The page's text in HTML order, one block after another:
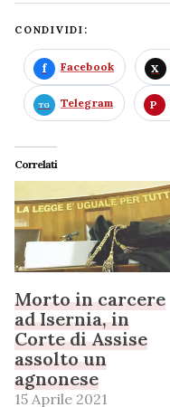
CONDIVIDI:
Facebook
Telegram
Correlati
Morto in carcere
ad Isernia, in
Corte di Assise
assolto un
agnonese
15 Aprile 2021